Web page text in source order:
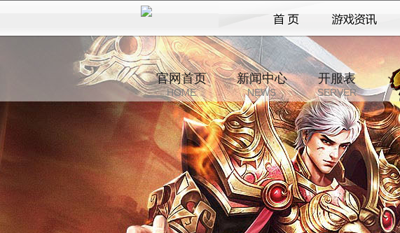
官网首页
HOME
新闻中心
NEWS
开服表
SERVER